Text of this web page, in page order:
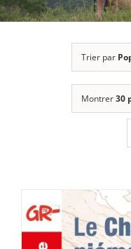
Trier par
Montrer30